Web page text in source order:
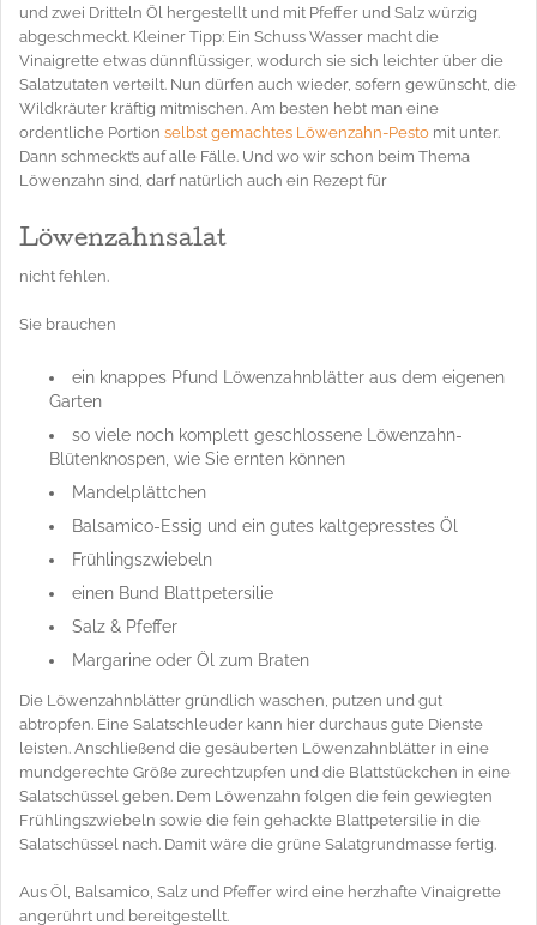
und zwei Dritteln Öl hergestellt und mit Pfeffer und Salz würzig
abgeschmeckt. Kleiner Tipp: Ein Schuss Wasser macht die
Vinaigrette etwas dünnflüssiger, wodurch sie sich leichter über die
Salatzutaten verteilt. Nun dürfen auch wieder, sofern gewünscht, die
Wildkräuter kräftig mitmischen. Am besten hebt man eine
ordentliche Portion selbst gemachtes Löwenzahn-Pesto mit unter.
Dann schmeckt’s auf alle Fälle. Und wo wir schon beim Thema
Löwenzahn sind, darf natürlich auch ein Rezept für
Löwenzahnsalat
nicht fehlen.
Sie brauchen
ein knappes Pfund Löwenzahnblätter aus dem eigenen
Garten
so viele noch komplett geschlossene Löwenzahn-
Blütenknospen, wie Sie ernten können
Mandelplättchen
Balsamico-Essig und ein gutes kaltgepresstes Öl
Frühlingszwiebeln
einen Bund Blattpetersilie
Salz & Pfeffer
Margarine oder Öl zum Braten
Die Löwenzahnblätter gründlich waschen, putzen und gut
abtropfen. Eine Salatschleuder kann hier durchaus gute Dienste
leisten. Anschließend die gesäuberten Löwenzahnblätter in eine
mundgerechte Größe zurechtzupfen und die Blattstückchen in eine
Salatschüssel geben. Dem Löwenzahn folgen die fein gewiegten
Frühlingszwiebeln sowie die fein gehackte Blattpetersilie in die
Salatschüssel nach. Damit wäre die grüne Salatgrundmasse fertig.
Aus Öl, Balsamico, Salz und Pfeffer wird eine herzhafte Vinaigrette
angerührt und bereitgestellt.